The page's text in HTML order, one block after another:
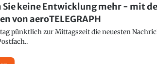
keine Entwicklung mehr - mit
von aeroTELEGRAPH
pünktlich zur Mittagszeit die neuesten